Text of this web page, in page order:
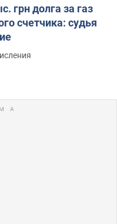
грн долга за газ
счетчика: судья